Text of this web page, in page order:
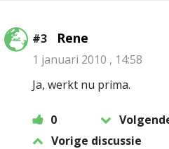
#3 Rene
1 januari 2010 , 14:58
Ja, werkt nu prima.
0
Vorige discussie